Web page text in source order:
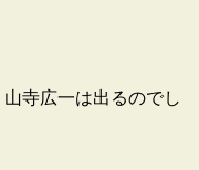
寺広一は出るのでし